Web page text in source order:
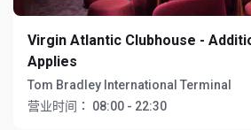
Virgin Atlantic Clubhouse -
Applies
Tom Bradley International Terminal
营业时间：
08:00 - 22:30